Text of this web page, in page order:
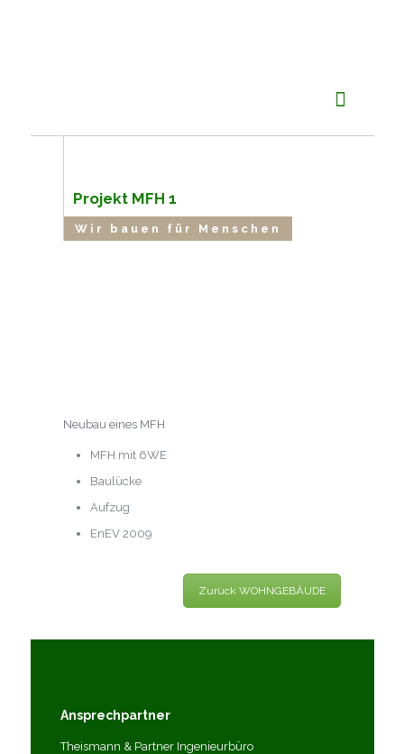
Projekt MFH 1
Wir bauen für Menschen
Neubau eines MFH
MFH mit 6WE
Baulücke
Aufzug
EnEV 2009
Zurück WOHNGEBÄUDE
Ansprechpartner
Theismann & Partner Ingenieurbüro